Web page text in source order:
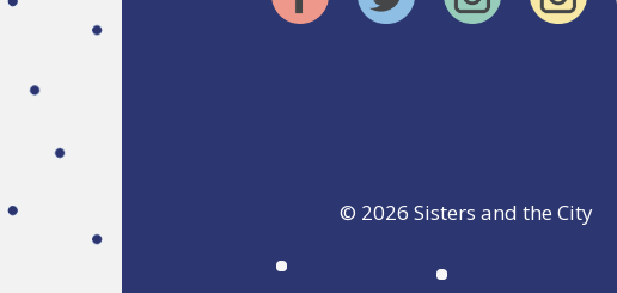
© 2026 Sisters and the City